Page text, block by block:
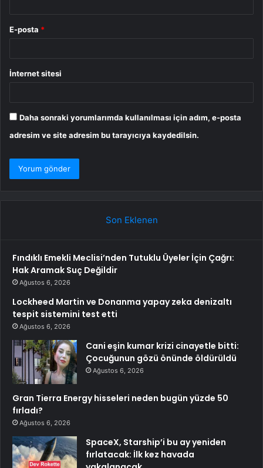
E-posta *
İnternet sitesi
Daha sonraki yorumlarımda kullanılması için adım, e-posta
adresim ve site adresim bu tarayıcıya kaydedilsin.
Son Eklenen
Fındıklı Emekli Meclisi’nden Tutuklu Üyeler İçin Çağrı:
Hak Aramak Suç Değildir
Ağustos 6, 2026
Lockheed Martin ve Donanma yapay zeka denizaltı
tespit sistemini test etti
Ağustos 6, 2026
Cani eşin kumar krizi cinayetle bitti:
Çocuğunun gözü önünde öldürüldü
Ağustos 6, 2026
Gran Tierra Energy hisseleri neden bugün yüzde 50
fırladı?
Ağustos 6, 2026
SpaceX, Starship’i bu ay yeniden
fırlatacak: İlk kez havada